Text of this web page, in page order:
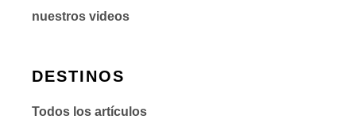
nuestros videos
DESTINOS
Todos los artículos